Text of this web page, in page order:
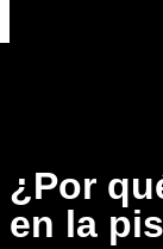
¿Por
en la